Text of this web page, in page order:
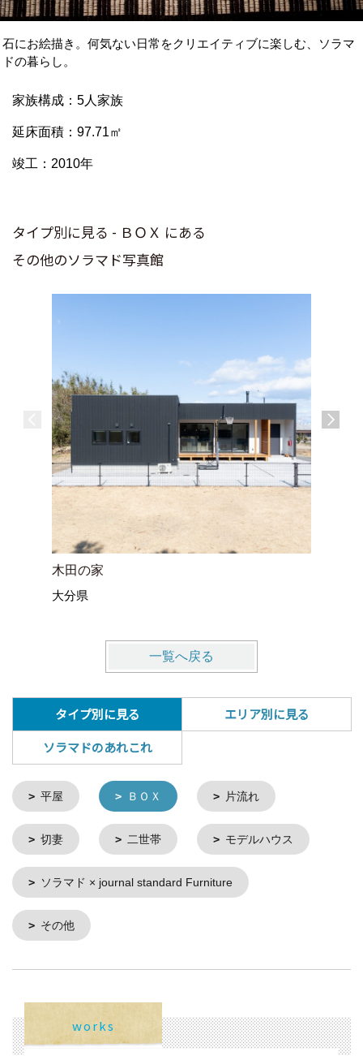
石にお絵描き。何気ない日常をクリエイティブに楽しむ、ソラマ
ドの暮らし。
家族構成：5人家族
延床面積：97.71㎡
竣工：2010年
タイプ別に見る - ＢＯＸ にある
その他のソラマド写真館
木田の家
大分県
一覧へ戻る
タイプ別に見る
エリア別に見る
ソラマドのあれこれ
平屋 ＢＯＸ 片流れ
切妻 二世帯 モデルハウス
ソラマド × journal standard Furniture
その他
works